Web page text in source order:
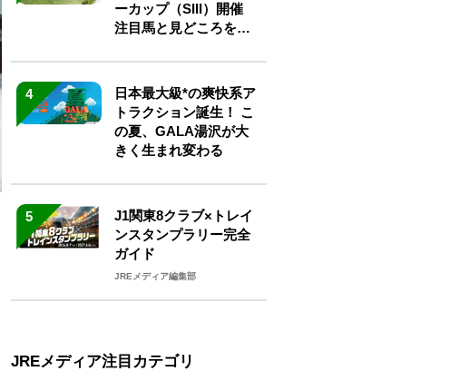
ーカップ（SIII）開催
注目馬と見どころをチ
4
日本最大級*の爽快系ア
トラクション誕生！ こ
の夏、GALA湯沢が大
きく生まれ変わる
5
J1関東8クラブ×トレイ
ンスタンプラリー完全
ガイド
JREメディア編集部
JREメディア注目カテゴリ